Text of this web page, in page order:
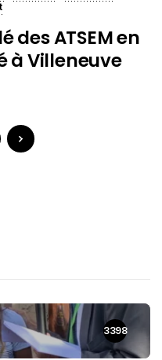
des ATSEM en
à Villeneuve
3398